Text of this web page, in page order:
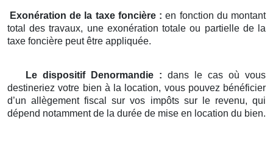
Exonération de la taxe foncière : en fonction du montant
total des travaux, une exonération totale ou partielle de la
taxe foncière peut être appliquée.
Le dispositif Denormandie : dans le cas où vous
destineriez votre bien à la location, vous pouvez bénéficier
d’un allègement fiscal sur vos impôts sur le revenu, qui
dépend notamment de la durée de mise en location du bien.